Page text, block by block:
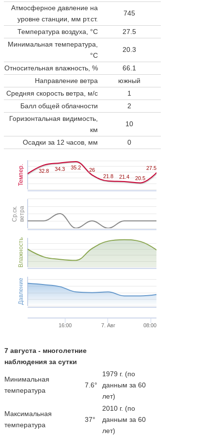
Атмосферное давление на
уровне станции, мм рт.ст.
745
Температура воздуха, °C
27.5
Минимальная температура,
°C
20.3
Относительная влажность, %
66.1
Направление ветра
южный
Средняя скорость ветра, м/с
1
Балл общей облачности
2
Горизонтальная видимость,
км
10
Осадки за 12 часов, мм 0
Темпер.
Ср.ск.ветра
Влажность
Давление
32.8
32.8 34.3
34.3 35.2
35.2 26
26
21.8
21.8 21.4
21.4 20.5
20.5
27.5
27.5
16:00 7. Авг 08:00
7 августа - многолетние
наблюдения за сутки
Минимальная
температура
7.6°
1979 г. (по
данным за 60
лет)
Максимальная
температура
37°
2010 г. (по
данным за 60
лет)